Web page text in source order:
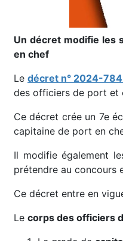
Un décret modifie les
en chef
Ledécret n° 2024-
des officiers de port et
Ce décret crée un 7e
capitaine de port en
Il modifie également
prétendre au concours
Ce décret entre en
Le corps des officiers